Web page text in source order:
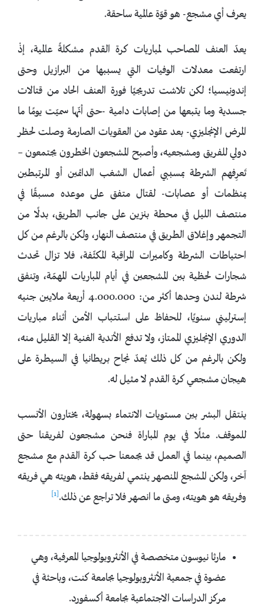
يعرف أي مشجع- هو قوّة عالمية ساحقة.
يعدّ العنف المصاحب لمباريات كرة القدم مشكلةً عالمية، إذْ
ارتفعت معدلات الوفيات التي يسببها من البرازيل وحتى
إندونيسيا؛ لكن تلاشت تدريجيًا فورة العنف الحاد من قتالات
جسدية وما يتبعها من إصابات دامية -حتى أنّها سميّت يومًا ما
المرض الإنجليزي- بعد عقود من العقوبات الصارمة وصلت لحظر
دولي للفريق ومشجعيه، وأصبح المشجعون الخطرون يجتمعون –
تَعرِفهم الشرطة بمسببي أعمال الشغب الدائمين أو المرتبطين
بمنظمات أو عصابات- لقتال متفق على موعده مسبقًا في
منتصف الليل في محطة بنزين على جانب الطريق، بدلًا من
التجمهر وإغلاق الطريق في منتصف النهار، ولكن بالرغم من كل
احتياطات الشرطة وكاميرات المراقبة المكثّفة، فلا تزال تحدث
شجارات لحظية بين المشجعين في أيام المباريات المهمّة، وتنفق
شرطة لندن وحدها أكثر من: 4.000.000 أربعة ملايين جنيه
إسترليني سنويًا، للحفاظ على استتباب الأمن أثناء مباريات
الدوري الإنجليزي الممتاز، ولا تدفع الأندية الغنية إلا القليل منه،
ولكن بالرغم من كل ذلك يُعدّ نجاح بريطانيا في السيطرة على
هيجان مشجعي كرة القدم لا مثيل له.
ينتقل البشر بين مستويات الانتماء بسهولة، يختارون الأنسب
للموقف. مثلًا في يوم المباراة فنحن مشجعون لفريقنا حتى
الصميم، بينما في العمل قد يجمعنا حب كرة القدم مع مشجع
آخر، ولكن المشجع المنصهر ينتمي لفريقه فقط، هويته هي فريقه
وفريقه هو هويته، ومتى ما انصهر فلا تراجع عن ذلك.[1]
مارثا نيوسون متخصصة في الأنثروبولوجيا المعرفية، وهي
عضوة في جمعية الأنثروبولوجيا بجامعة كنت، وباحثة في
مركز الدراسات الاجتماعية بجامعة أكسفورد.